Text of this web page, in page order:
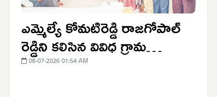
ఎమ్మెల్యే కోమటిరెడ్డి రాజగోపాల్
రెడ్డిని కలిసిన వివిధ గ్రామ
సర్పంచులు
08-07-2026 01:54 AM